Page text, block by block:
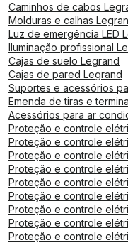
Caminhos de cabos
Molduras e calhas
Luz de emergência LED
Iluminação profissional
Cajas de suelo Legrand
Cajas de pared Legrand
Suportes e acessórios
Emenda de tiras e
Acessórios para ar
Proteção e controle
Proteção e controle
Proteção e controle
Proteção e controle
Proteção e controle
Proteção e controle
Proteção e controle
Proteção e controle
Proteção e controle